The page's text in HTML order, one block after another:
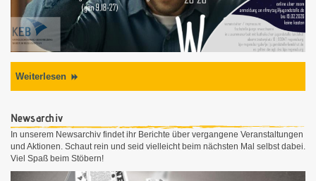
Weiterlesen
Newsarchiv
In unserem Newsarchiv findet ihr Berichte über vergangene Veranstaltungen
und Aktionen. Schaut rein und seid vielleicht beim nächsten Mal selbst dabei.
Viel Spaß beim Stöbern!